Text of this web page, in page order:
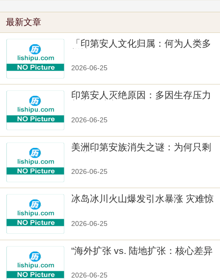
最新文章
「印第安人文化归属：何为人类多
2026-06-25
印第安人灭绝原因：多因生存压力
2026-06-25
美洲印第安族消失之谜：为何只剩
2026-06-25
冰岛冰川火山爆发引水暴涨 灾难惊
2026-06-25
“海外扩张 vs. 陆地扩张：核心差异
2026-06-25